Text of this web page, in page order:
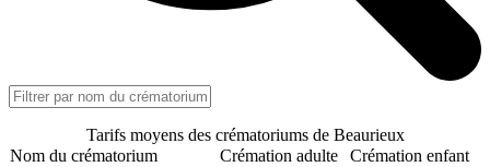
Tarifs moyens des crématoriums de Beaurieux
Nom du crématorium
Crémation adulte
Crémation enfant